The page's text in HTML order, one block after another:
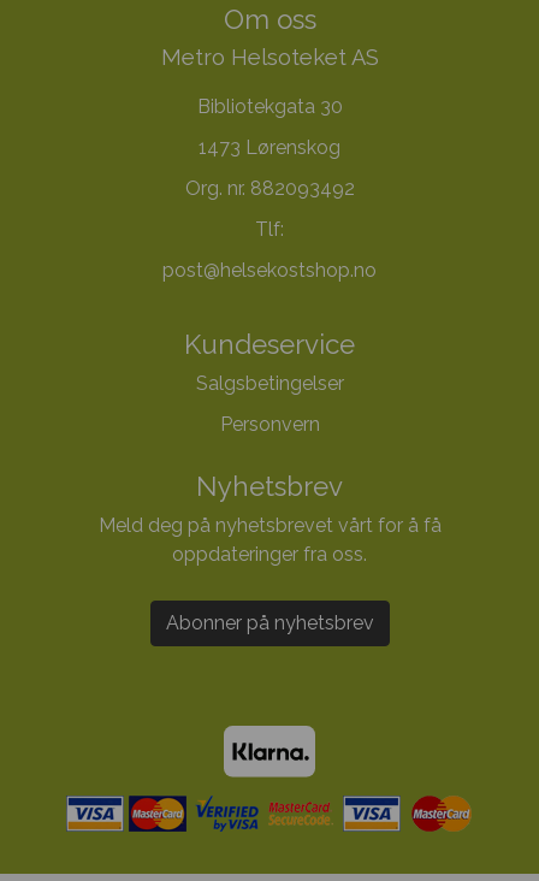
Om oss
Metro Helsoteket AS
Bibliotekgata 30
1473 Lørenskog
Org. nr. 882093492
Tlf:
post@helsekostshop.no
Kundeservice
Salgsbetingelser
Personvern
Nyhetsbrev
Meld deg på nyhetsbrevet vårt for å få
oppdateringer fra oss.
Abonner på nyhetsbrev